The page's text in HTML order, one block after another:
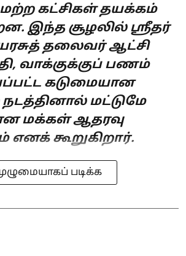
கட்சிகள் தயக்கம்
இந்த சூழலில் ஸ்ரீதர்
தலைவர் ஆட்சி
வாக்குக்குப் பணம்
கடுமையான
மட்டுமே
மக்கள் ஆதரவு
எனக் கூறுகிறார்.
படிக்க